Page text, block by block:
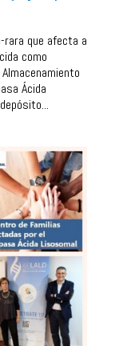
rara que afecta a
como
Ácida